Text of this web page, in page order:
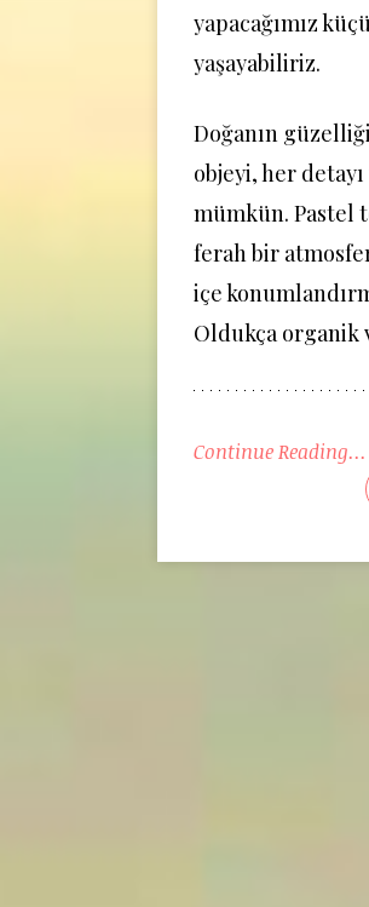
yapacağımız
yaşayabiliriz.
Doğanın
objeyi, her
mümkün. Pastel
ferah bir
içe
Oldukça organik
Continue Reading...